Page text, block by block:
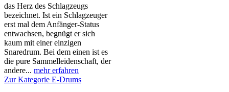
das Herz des Schlagzeugs
bezeichnet. Ist ein Schlagzeuger
erst mal dem Anfänger-Status
entwachsen, begnügt er sich
kaum mit einer einzigen
Snaredrum. Bei dem einen ist es
die pure Sammelleidenschaft, der
andere... mehr erfahren
Zur Kategorie E-Drums